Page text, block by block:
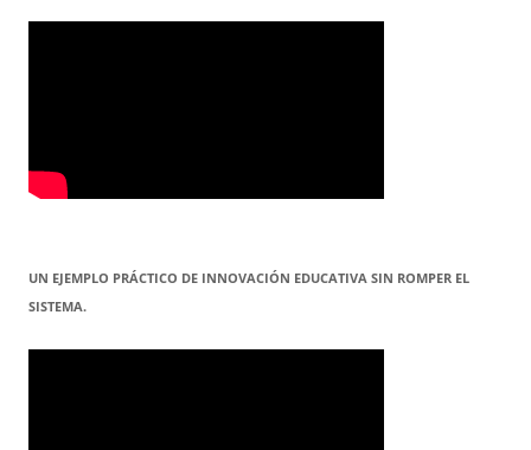
UN EJEMPLO PRÁCTICO DE INNOVACIÓN EDUCATIVA SIN ROMPER EL
SISTEMA.